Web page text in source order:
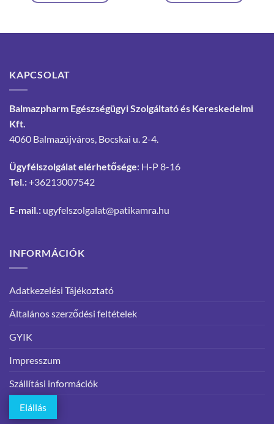
KAPCSOLAT
Balmazpharm Egészségügyi Szolgáltató és Kereskedelmi
Kft.
4060 Balmazújváros, Bocskai u. 2-4.
Ügyfélszolgálat elérhetősége: H-P 8-16
Tel.:+36213007542
E-mail.: ugyfelszolgalat@patikamra.hu
INFORMÁCIÓK
Adatkezelési Tájékoztató
Általános szerződési feltételek
GYIK
Impresszum
Szállítási információk
Elállás